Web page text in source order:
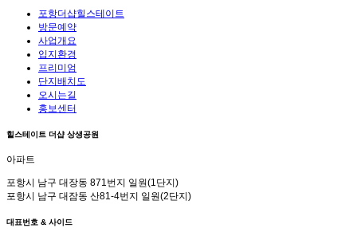
포항더샵힐스테이트
방문예약
사업개요
입지환경
프리미엄
단지배치도
오시는길
홍보센터
힐스테이트 더샵 상생공원
아파트
포항시 남구 대장동 871번지 일원(1단지)
포항시 남구 대잠동 산81-4번지 일원(2단지)
대표번호 & 사이드